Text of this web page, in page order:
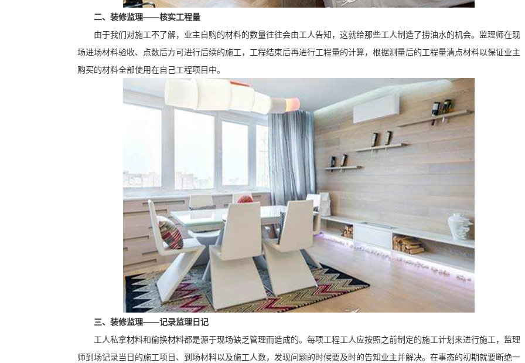
二、装修监理——核实工程量
由于我们对施工不了解，业主自购的材料的数量往往会由工人告知，这就给那些工人制造了捞油水的机会。监理师在现
场进场材料验收、点数后方可进行后续的施工，工程结束后再进行工程量的计算，根据测量后的工程量清点材料以保证业主
购买的材料全部使用在自己工程项目中。
三、装修监理——记录监理日记
工人私拿材料和偷换材料都是源于现场缺乏管理而造成的。每项工程工人应按照之前制定的施工计划来进行施工，监理
师到场记录当日的施工项目、到场材料以及施工人数，发现问题的时候要及时的告知业主并解决。在事态的初期就要断绝一